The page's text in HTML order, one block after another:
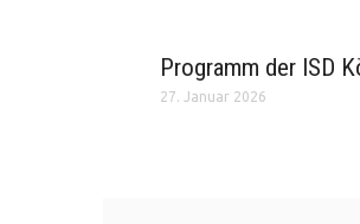
Programm der ISD
27. Januar 2026